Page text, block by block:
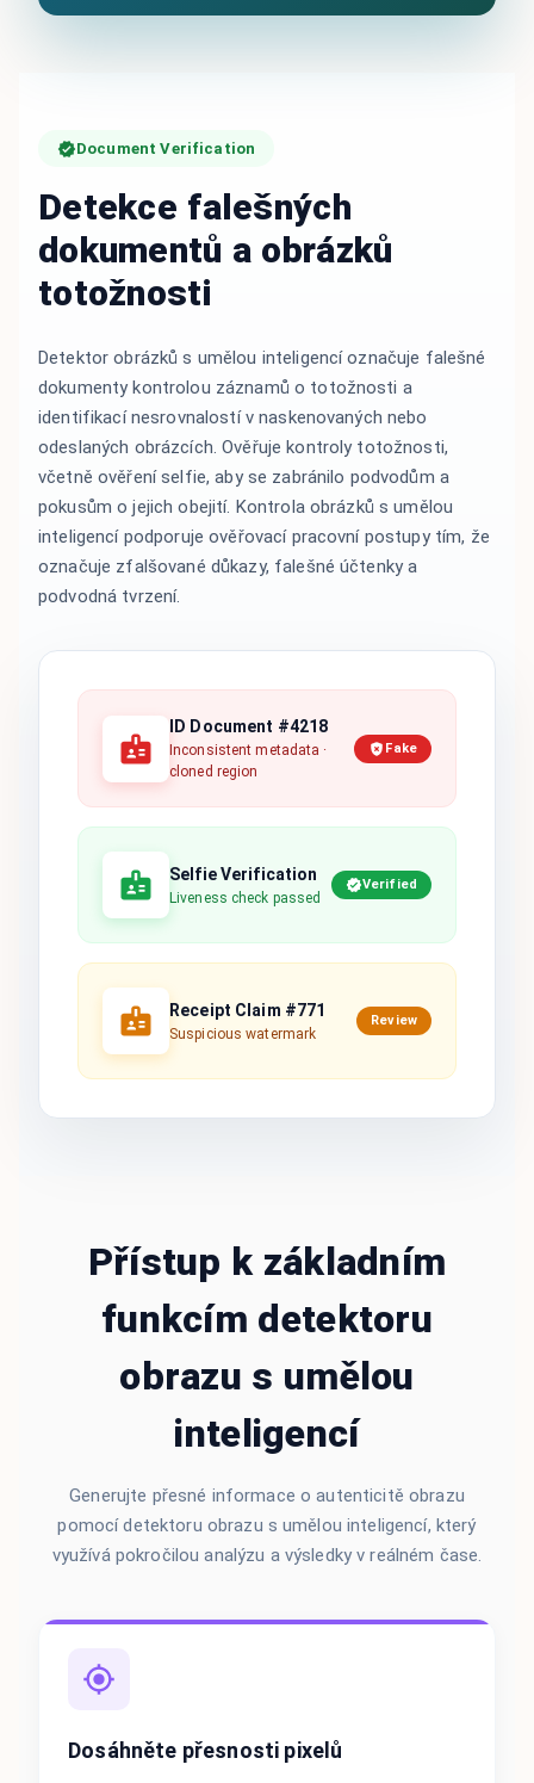
ID Document #4218
Inconsistent metadata ·
cloned region
Fake
Selfie Verification
Liveness check passed
Verified
Receipt Claim #771
Suspicious watermark
Review
Document Verification
Detekce falešných
dokumentů a obrázků
totožnosti
Detektor obrázků s umělou inteligencí označuje falešné
dokumenty kontrolou záznamů o totožnosti a
identifikací nesrovnalostí v naskenovaných nebo
odeslaných obrázcích. Ověřuje kontroly totožnosti,
včetně ověření selfie, aby se zabránilo podvodům a
pokusům o jejich obejití. Kontrola obrázků s umělou
inteligencí podporuje ověřovací pracovní postupy tím, že
označuje zfalšované důkazy, falešné účtenky a
podvodná tvrzení.
Přístup k základním
funkcím detektoru
obrazu s umělou
inteligencí
Generujte přesné informace o autenticitě obrazu
pomocí detektoru obrazu s umělou inteligencí, který
využívá pokročilou analýzu a výsledky v reálném čase.
Dosáhněte přesnosti pixelů